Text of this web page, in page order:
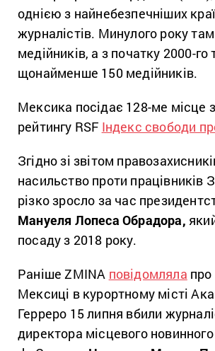
однією з найнебезпечніших
журналістів. Минулого року
медійників, а з початку 2000-го
щонайменше 150 медійників.
Мексика посідає 128-ме місце
рейтингу RSF Індекс свободи
Згідно зі звітом
насильство проти працівників
різко зросло за час
Мануеля Лопеса Обрадора,
посаду з 2018 року.
Раніше ZMINA повідомляла
Мексиці в курортному місті
Герреро 15 липня вбили
директора місцевого